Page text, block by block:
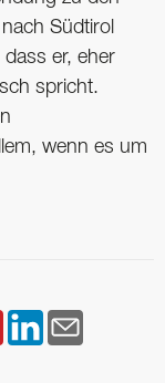
Südtirol
er, eher
spricht.
wenn es um